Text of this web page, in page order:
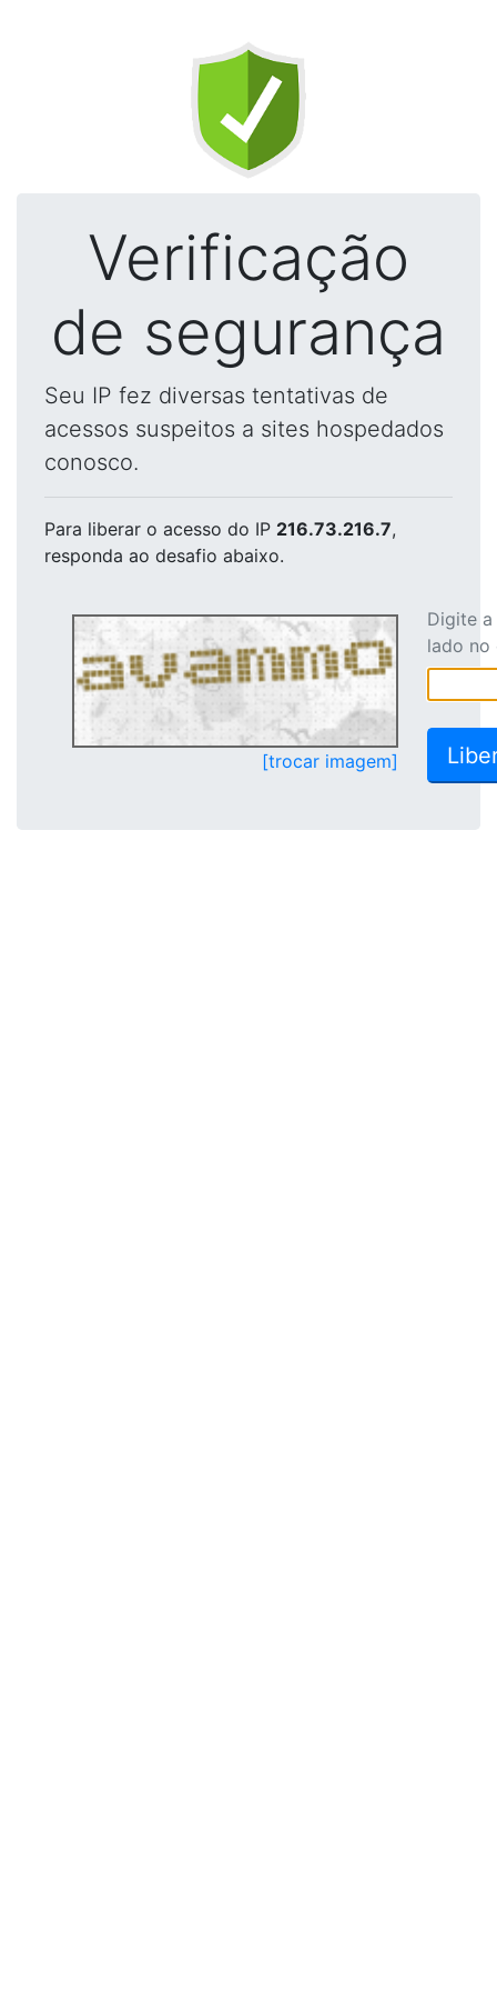
Verificação
de segurança
Seu IP fez diversas tentativas de
acessos suspeitos a sites hospedados
conosco.
Para liberar o acesso do IP 216.73.216.7,
responda ao desafio abaixo.
[trocar imagem]
Digite
lado no